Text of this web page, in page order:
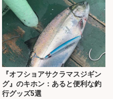
『オフショアサクラマスジギン
グ』のキホン：あると便利な釣
行グッズ5選